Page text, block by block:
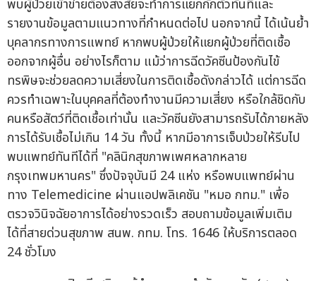
พบผู้ป่วยเข้าข่ายต้องสงสัยจะทำการแยกกักตัวทันทีและ
รายงานข้อมูลตามแนวทางที่กำหนดต่อไป นอกจากนี้ ได้เน้นย้ำ
บุคลากรทางการแพทย์ หากพบผู้ป่วยให้แยกผู้ป่วยที่ติดเชื้อ
ออกจากผู้อื่น อย่างไรก็ตาม แม้ว่าการฉีดวัคซีนป้องกันไข้
ทรพิษจะช่วยลดความเสี่ยงในการติดเชื้อดังกล่าวได้ แต่การฉีด
ควรทำเฉพาะในบุคคลที่ต้องทำงานมีความเสี่ยง หรือใกล้ชิดกับ
คนหรือสัตว์ที่ติดเชื้อเท่านั้น และวัคซีนยังสามารถรับได้ภายหลัง
การได้รับเชื้อไม่เกิน 14 วัน ทั้งนี้ หากมีอาการเจ็บป่วยให้รีบไป
พบแพทย์ทันทีได้ที่ "คลินิกสุขภาพเพศหลากหลาย
กรุงเทพมหานคร" ซึ่งปัจจุบันมี 24 แห่ง หรือพบแพทย์ผ่าน
ทาง Telemedicine ผ่านแอปพลิเคชัน "หมอ กทม." เพื่อ
ตรวจวินิจฉัยอาการได้อย่างรวดเร็ว สอบถามข้อมูลเพิ่มเติม
ได้ที่สายด่วนสุขภาพ สนพ. กทม. โทร. 1646 ให้บริการตลอด
24 ชั่วโมง